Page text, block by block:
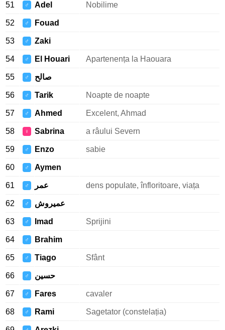
51 ♂ Adel Nobilime
52 ♂ Fouad
53 ♂ Zaki
54 ♂ El Houari Apartenența la Haouara
55 ♂ صالح
56 ♂ Tarik Noapte de noapte
57 ♂ Ahmed Excelent, Ahmad
58 ♀ Sabrina a râului Severn
59 ♂ Enzo sabie
60 ♂ Aymen
61 ♂ عمر dens populate, înfloritoare, viața
62 ♂ عميروش
63 ♂ Imad Sprijini
64 ♂ Brahim
65 ♂ Tiago Sfânt
66 ♂ حسين
67 ♂ Fares cavaler
68 ♂ Rami Sagetator (constelația)